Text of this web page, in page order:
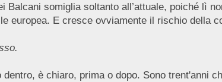
Balcani somiglia soltanto all’attuale, poiché lì
europea. E cresce ovviamente il rischio della
è chiaro, prima o dopo. Sono trent'anni